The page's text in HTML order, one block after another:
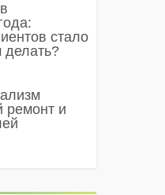
стало
делать?
ремонт и